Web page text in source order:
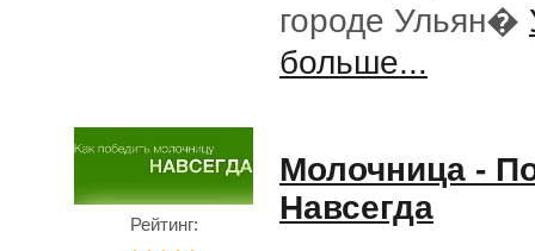
городе Ульян�
больше...
Рейтинг:
Молочница -
Навсегда